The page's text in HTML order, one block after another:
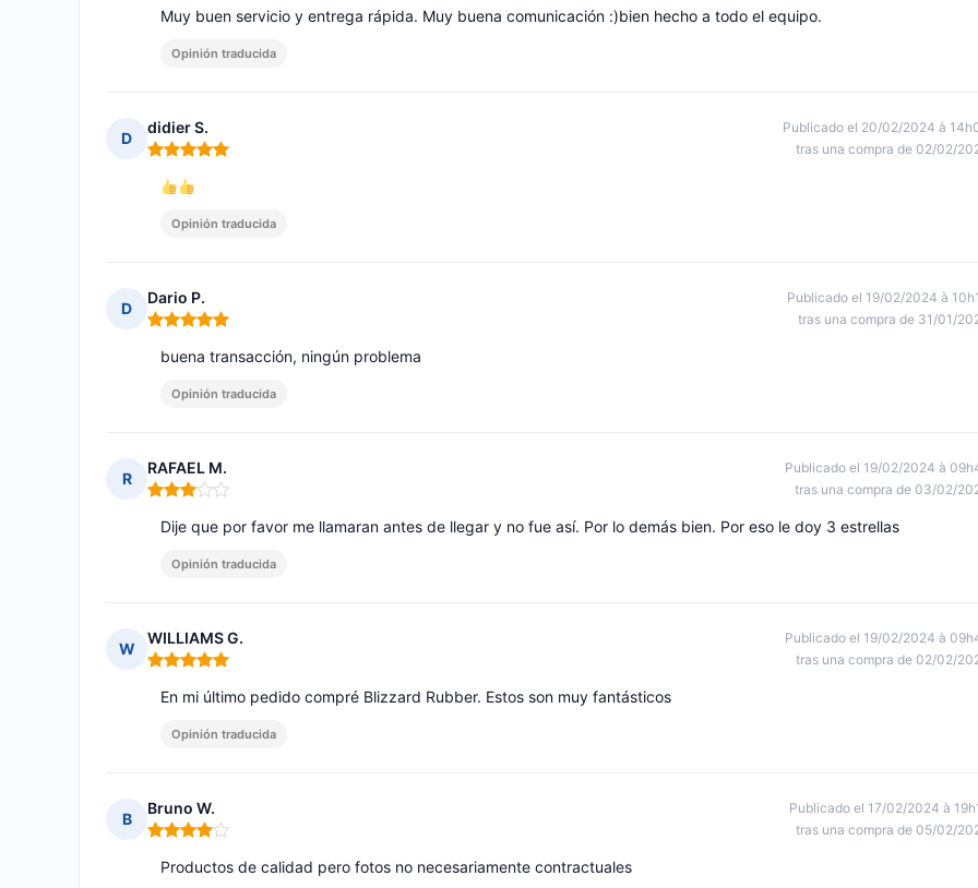
Muy buen servicio y entrega rápida. Muy buena comunicación :)bien hecho a todo el equipo.
Opinión traducida
D
didier S.
Nota: 5 de 5
Publicado el 20/02/2024 à
tras una compra de 02/02/
Opinión traducida
D
Dario P.
Nota: 5 de 5
Publicado el 19/02/2024 à
tras una compra de 31/01/
buena transacción, ningún problema
Opinión traducida
R
RAFAEL M.
Nota: 3 de 5
Publicado el 19/02/2024 à
tras una compra de 03/02/
Dije que por favor me llamaran antes de llegar y no fue así. Por lo demás bien. Por eso le doy 3 estrellas
Opinión traducida
W
WILLIAMS G.
Nota: 5 de 5
Publicado el 19/02/2024 à
tras una compra de 02/02/
En mi último pedido compré Blizzard Rubber. Estos son muy fantásticos
Opinión traducida
B
Bruno W.
Nota: 4 de 5
Publicado el 17/02/2024 à
tras una compra de 05/02/
Productos de calidad pero fotos no necesariamente contractuales